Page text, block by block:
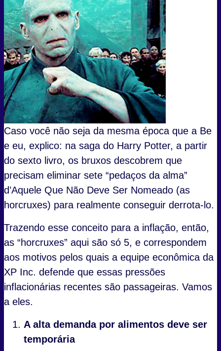
Caso você não seja da mesma época que a Be
e eu, explico: na saga do Harry Potter, a partir
do sexto livro, os bruxos descobrem que
precisam eliminar sete “pedaços da alma”
d’Aquele Que Não Deve Ser Nomeado (as
horcruxes) para realmente conseguir derrota-lo.
Trazendo esse conceito para a inflação, então,
as “horcruxes” aqui são só 5, e correspondem
aos motivos pelos quais a equipe econômica da
XP Inc. defende que essas pressões
inflacionárias recentes são passageiras. Vamos
a eles.
A alta demanda por alimentos deve ser
temporária